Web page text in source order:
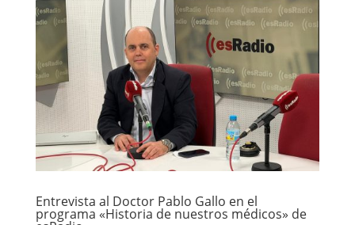
Entrevista al Doctor Pablo Gallo en el
programa «Historia de nuestros médicos» de